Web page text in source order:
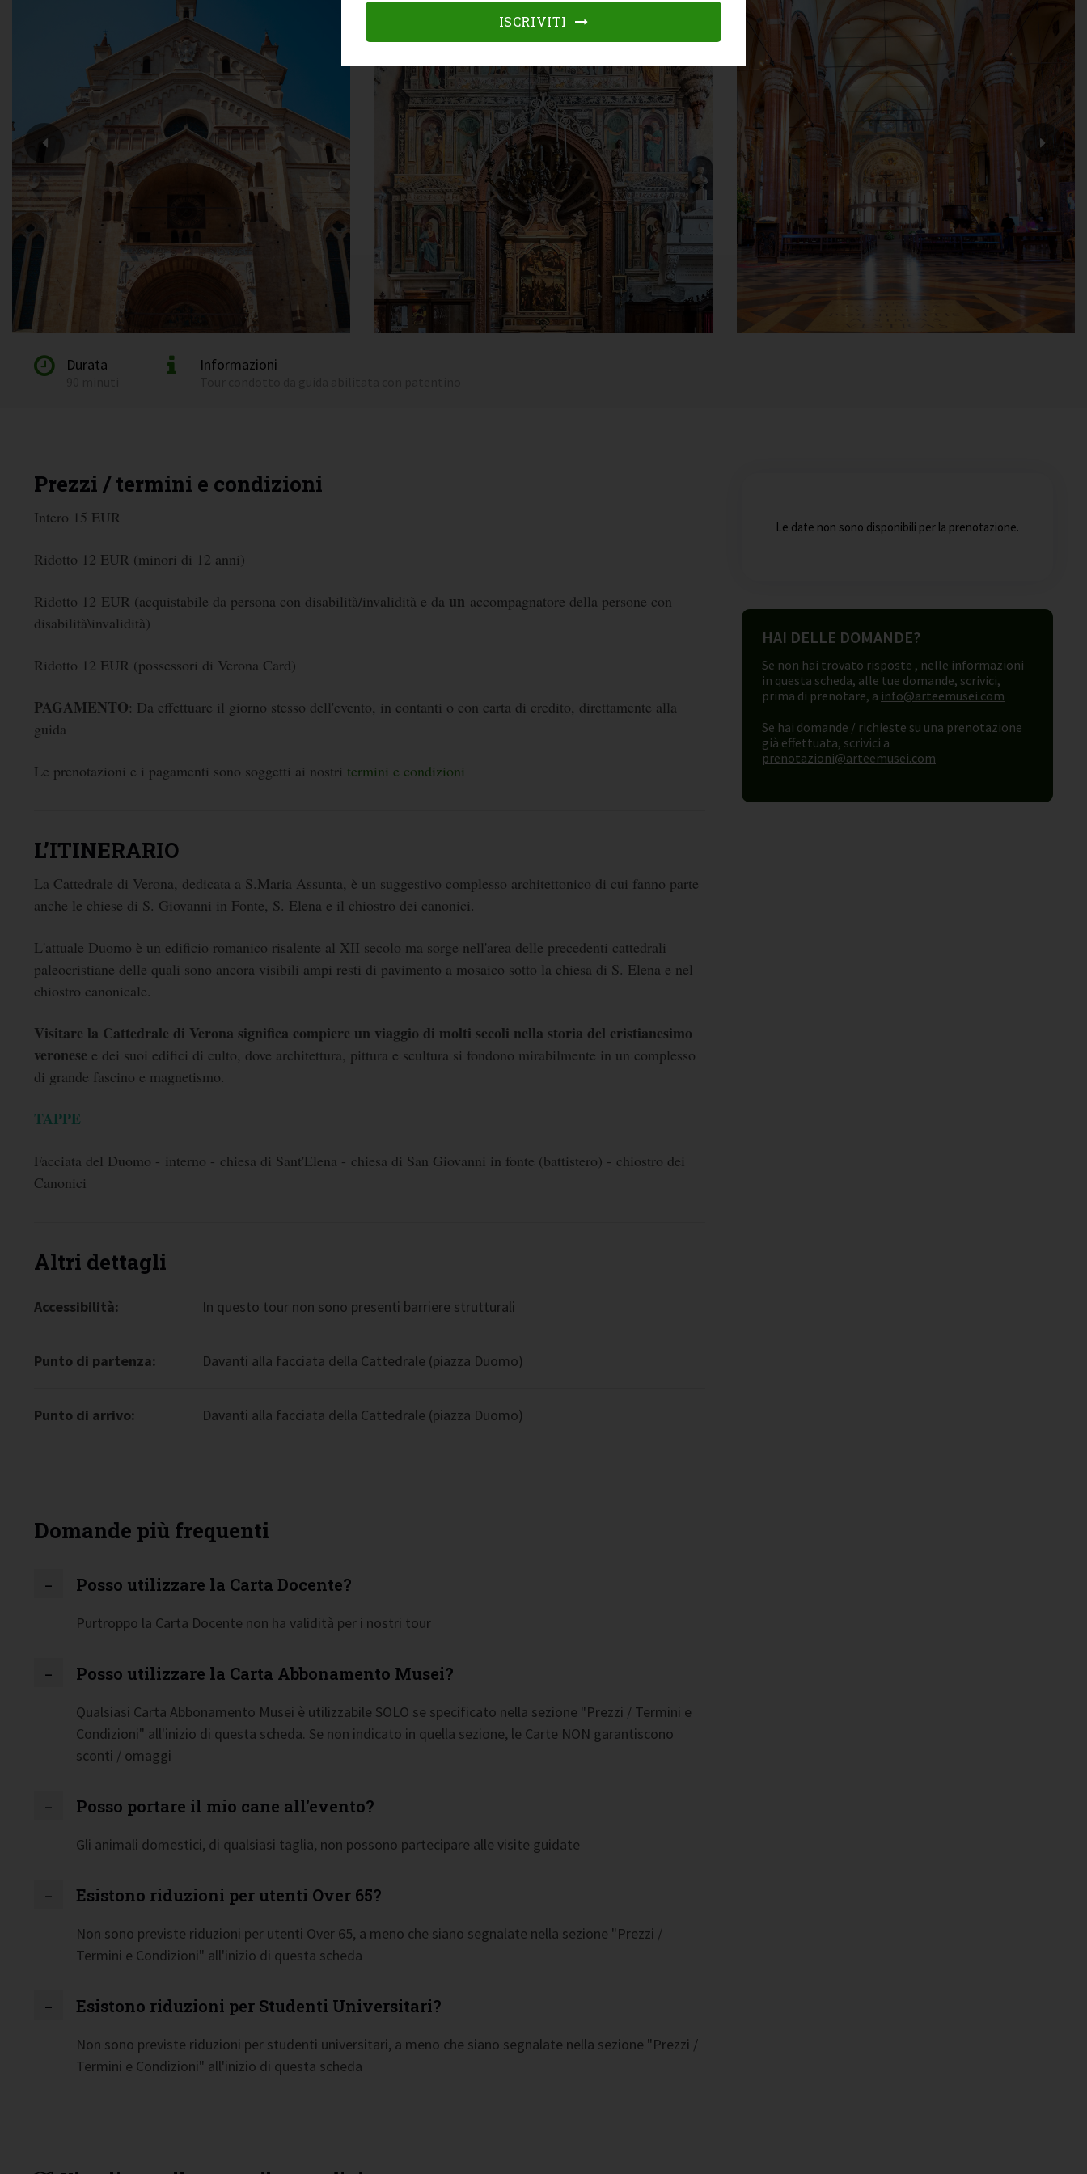
Durata Informazioni
Prezzi / termini e condizioni
Intero 15 EUR
Ridotto 12 EUR (minori di 12 anni)
Ridotto 12 EUR (acquistabile da persona con disabilità/invalidità e da un accompagnatore della persone con
disabilità\invalidità)
Ridotto 12 EUR (possessori di Verona Card)
PAGAMENTO: Da effettuare il giorno stesso dell'evento, in contanti o con carta di credito, direttamente alla
guida
Le prenotazioni e i pagamenti sono soggetti ai nostri termini e condizioni
L’ITINERARIO
La Cattedrale di Verona, dedicata a S.Maria Assunta, è un suggestivo complesso architettonico di cui fanno parte
anche le chiese di S. Giovanni in Fonte, S. Elena e il chiostro dei canonici.
L'attuale Duomo è un edificio romanico risalente al XII secolo ma sorge nell'area delle precedenti cattedrali
paleocristiane delle quali sono ancora visibili ampi resti di pavimento a mosaico sotto la chiesa di S. Elena e nel
chiostro canonicale.
Visitare la Cattedrale di Verona significa compiere un viaggio di molti secoli nella storia del cristianesimo
veronese e dei suoi edifici di culto, dove architettura, pittura e scultura si fondono mirabilmente in un complesso
di grande fascino e magnetismo.
TAPPE
Facciata del Duomo - interno - chiesa di Sant'Elena - chiesa di San Giovanni in fonte (battistero) - chiostro dei
Canonici
Altri dettagli
Accessibilità: In questo tour non sono presenti barriere strutturali
Punto di partenza: Davanti alla facciata della Cattedrale (piazza Duomo)
Punto di arrivo: Davanti alla facciata della Cattedrale (piazza Duomo)
Domande più frequenti
Posso utilizzare la Carta Docente?
Purtroppo la Carta Docente non ha validità per i nostri tour
Posso utilizzare la Carta Abbonamento Musei?
Qualsiasi Carta Abbonamento Musei è utilizzabile SOLO se specificato nella sezione "Prezzi / Termini e
Condizioni" all'inizio di questa scheda. Se non indicato in quella sezione, le Carte NON garantiscono
sconti / omaggi
Posso portare il mio cane all'evento?
Gli animali domestici, di qualsiasi taglia, non possono partecipare alle visite guidate
Esistono riduzioni per utenti Over 65?
Non sono previste riduzioni per utenti Over 65, a meno che siano segnalate nella sezione "Prezzi /
Termini e Condizioni" all'inizio di questa scheda
Esistono riduzioni per Studenti Universitari?
Non sono previste riduzioni per studenti universitari, a meno che siano segnalate nella sezione "Prezzi /
Termini e Condizioni" all'inizio di questa scheda
Le date non sono disponibili per la prenotazione.
HAI DELLE DOMANDE?
Se non hai trovato risposte , nelle informazioni
in questa scheda, alle tue domande, scrivici,
prima di prenotare, a info@arteemusei.com
Se hai domande / richieste su una prenotazione
già effettuata, scrivici a
prenotazioni@arteemusei.com
ISCRIVITI